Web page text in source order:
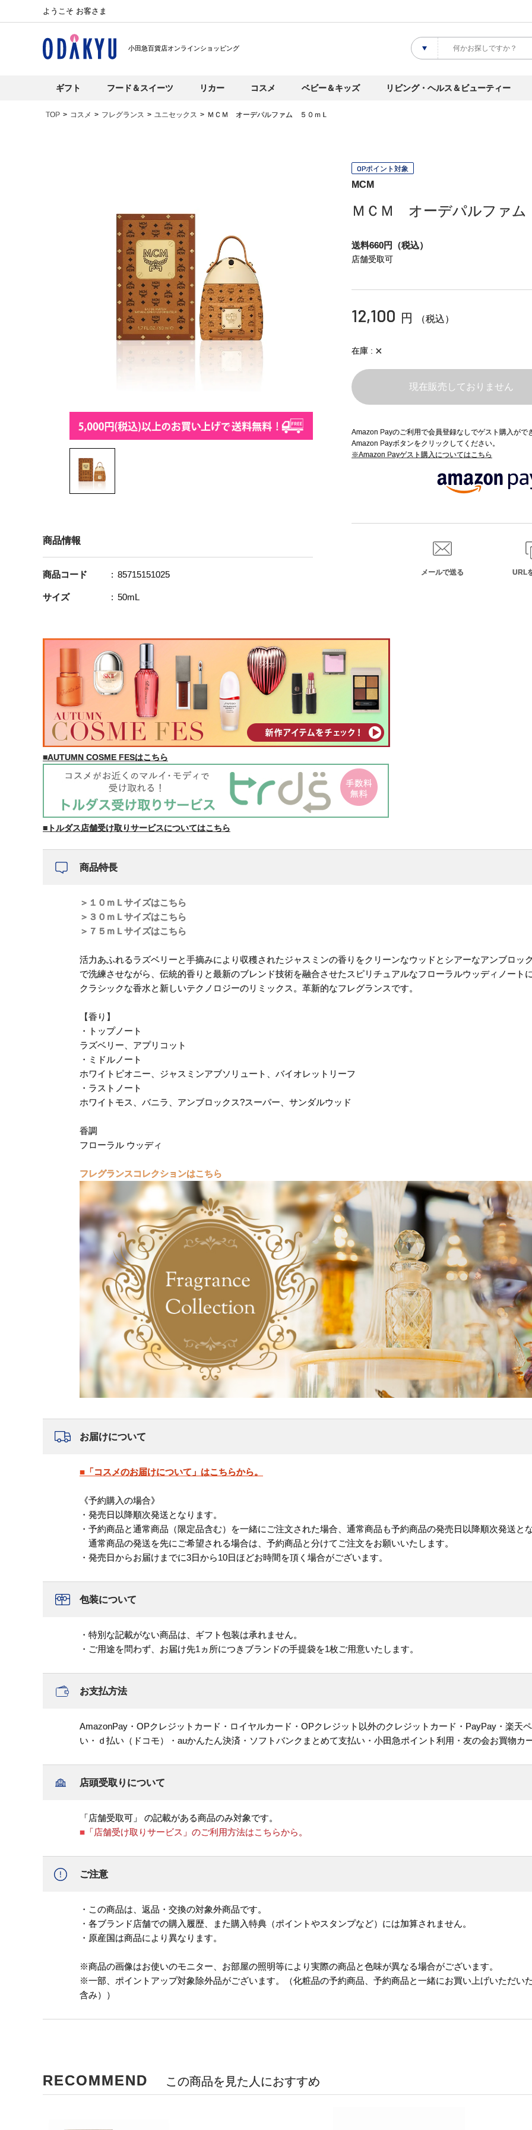
ようこそ お客さま
小田急百貨店オンラインショッピング
ギフト フード＆スイーツ リカー コスメ ベビー＆キッズ リビング・ヘルス＆ビューティー
TOP コスメ フレグランス ユニセックス ＭＣＭ オーデパルファム ５０ｍＬ
OPポイント対象
MCM
ＭＣＭ オーデパルファ
送料660円（税込）
店舗受取可
12,100 円 （税込）
在庫 ×
現在販売しておりません
Amazon Payのご利用で会員登録なしでゲスト購入がで
Amazon Payボタンをクリックしてください。
※Amazon Payゲスト購入についてはこちら
メールで送る URL
商品情報
商品コード 85715151025
サイズ 50mL
■AUTUMN COSME FESはこちら
■トルダス店舗受け取りサービスについてはこちら
商品特長
＞１０ｍＬサイズはこちら
＞３０ｍＬサイズはこちら
＞７５ｍＬサイズはこちら
活力あふれるラズベリーと手摘みにより収穫されたジャスミンの香りをクリーンなウッドとシアーなアンブロッ
で洗練させながら、伝統的香りと最新のブレンド技術を融合させたスピリチュアルなフローラルウッディノート
クラシックな香水と新しいテクノロジーのリミックス。革新的なフレグランスです。
【香り】
・トップノート
ラズベリー、アプリコット
・ミドルノート
ホワイトピオニー、ジャスミンアブソリュート、バイオレットリーフ
・ラストノート
ホワイトモス、バニラ、アンブロックス?スーパー、サンダルウッド
香調
フローラル ウッディ
フレグランスコレクションはこちら
お届けについて
■「コスメのお届けについて」はこちらから。
《予約購入の場合》
・発売日以降順次発送となります。
・予約商品と通常商品（限定品含む）を一緒にご注文された場合、通常商品も予約商品の発売日以降順次発送と
通常商品の発送を先にご希望される場合は、予約商品と分けてご注文をお願いいたします。
・発売日からお届けまでに3日から10日ほどお時間を頂く場合がございます。
包装について
・特別な記載がない商品は、ギフト包装は承れません。
・ご用途を問わず、お届け先1ヵ所につきブランドの手提袋を1枚ご用意いたします。
お支払方法
AmazonPay・OPクレジットカード・ロイヤルカード・OPクレジット以外のクレジットカード・PayPay・楽天
い・ｄ払い（ドコモ）・auかんたん決済・ソフトバンクまとめて支払い・小田急ポイント利用・友の会お買物カ
店頭受取りについて
「店舗受取可」 の記載がある商品のみ対象です。
■「店舗受け取りサービス」のご利用方法はこちらから。
ご注意
・この商品は、返品・交換の対象外商品です。
・各ブランド店舗での購入履歴、また購入特典（ポイントやスタンプなど）には加算されません。
・原産国は商品により異なります。
※商品の画像はお使いのモニター、お部屋の照明等により実際の商品と色味が異なる場合がございます。
※一部、ポイントアップ対象除外品がございます。（化粧品の予約商品、予約商品と一緒にお買い上げいただい
含み））
RECOMMEND この商品を見た人におすすめ